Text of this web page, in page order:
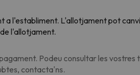
a l'establiment. L'allotjament pot
l'allotjament.
Podeu consultar les
contacta'ns.